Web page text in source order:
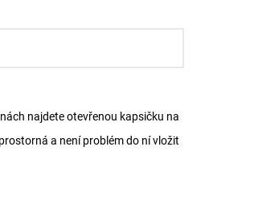
najdete otevřenou kapsičku na
a není problém do ní vložit